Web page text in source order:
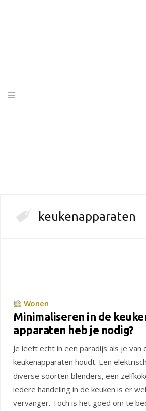
keukenapparaten
Wonen
Minimaliseren in de
apparaten heb je nodig?
Je leeft echt in een paradijs als je van
keukenapparaten houdt. Een
diverse soorten blenders, een
iedere handeling in de keuken is er
vervanger. Toch is het goed om te